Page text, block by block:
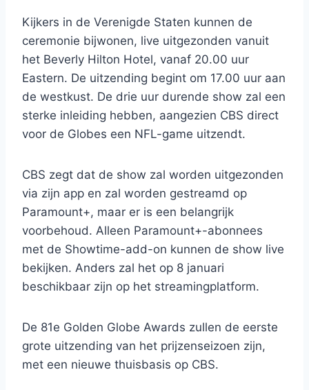
Kijkers in de Verenigde Staten kunnen de
ceremonie bijwonen, live uitgezonden vanuit
het Beverly Hilton Hotel, vanaf 20.00 uur
Eastern. De uitzending begint om 17.00 uur aan
de westkust. De drie uur durende show zal een
sterke inleiding hebben, aangezien CBS direct
voor de Globes een NFL-game uitzendt.
CBS zegt dat de show zal worden uitgezonden
via zijn app en zal worden gestreamd op
Paramount+, maar er is een belangrijk
voorbehoud. Alleen Paramount+-abonnees
met de Showtime-add-on kunnen de show live
bekijken. Anders zal het op 8 januari
beschikbaar zijn op het streamingplatform.
De 81e Golden Globe Awards zullen de eerste
grote uitzending van het prijzenseizoen zijn,
met een nieuwe thuisbasis op CBS.